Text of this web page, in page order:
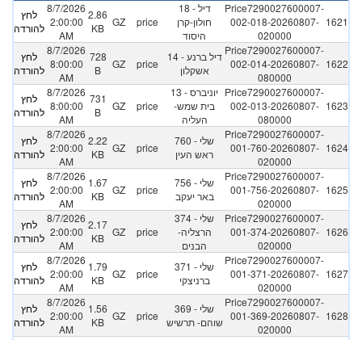
לחץ
להורדה
8/7/2026
2:00:00
AM
2.86
KB GZ price
18 - דיל
חולון-קרן
היסוד
Price7290027600007-
002-018-20260807-
020000
1621
לחץ
להורדה
8/7/2026
8:00:00
AM
728
B
GZ price
14 - דיל ברנע
אשקלון
Price7290027600007-
002-014-20260807-
080000
1622
לחץ
להורדה
8/7/2026
8:00:00
AM
731
B
GZ price
13 - יוניברס
בית שמש-
העליה
Price7290027600007-
002-013-20260807-
080000
1623
לחץ
להורדה
8/7/2026
2:00:00
AM
2.22
KB GZ price
760 - שלי
ראש העין
Price7290027600007-
001-760-20260807-
020000
1624
לחץ
להורדה
8/7/2026
2:00:00
AM
1.67
KB GZ price
756 - שלי
באר יעקב
Price7290027600007-
001-756-20260807-
020000
1625
לחץ
להורדה
8/7/2026
2:00:00
AM
2.17
KB GZ price
374 - שלי
הרצליה-
הבנים
Price7290027600007-
001-374-20260807-
020000
1626
לחץ
להורדה
8/7/2026
2:00:00
AM
1.79
KB GZ price
371 - שלי
ברניצקי
Price7290027600007-
001-371-20260807-
020000
1627
לחץ
להורדה
8/7/2026
2:00:00
AM
1.56
KB GZ price
369 - שלי
שוהם- תרשיש
Price7290027600007-
001-369-20260807-
020000
1628